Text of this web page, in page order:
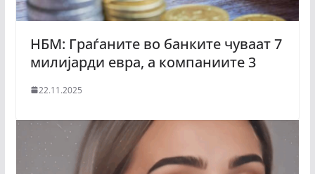
НБМ: Граѓаните во банките чуваат 7
милијарди евра, а компаниите 3
22.11.2025